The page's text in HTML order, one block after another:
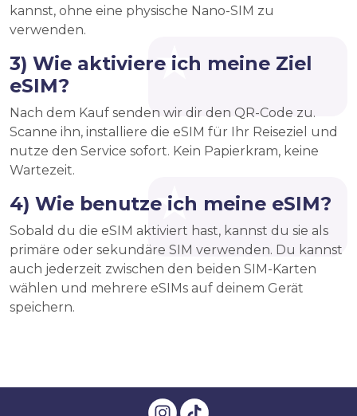
kannst, ohne eine physische Nano-SIM zu
verwenden.
3) Wie aktiviere ich meine Ziel
eSIM?
Nach dem Kauf senden wir dir den QR-Code zu.
Scanne ihn, installiere die eSIM für Ihr Reiseziel und
nutze den Service sofort. Kein Papierkram, keine
Wartezeit.
4) Wie benutze ich meine eSIM?
Sobald du die eSIM aktiviert hast, kannst du sie als
primäre oder sekundäre SIM verwenden. Du kannst
auch jederzeit zwischen den beiden SIM-Karten
wählen und mehrere eSIMs auf deinem Gerät
speichern.